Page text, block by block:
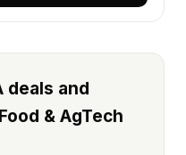
deals and
& AgTech